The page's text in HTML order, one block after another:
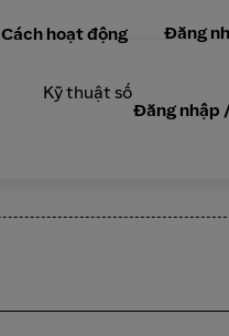
Cách hoạt động Đăng
Kỹ thuật số
Đăng nhập